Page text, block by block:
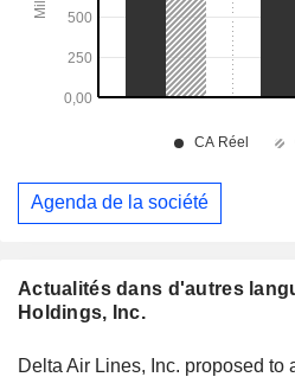
Actualités dans d'autres
Holdings, Inc.
Delta Air Lines, Inc. proposed to
Agenda de la société